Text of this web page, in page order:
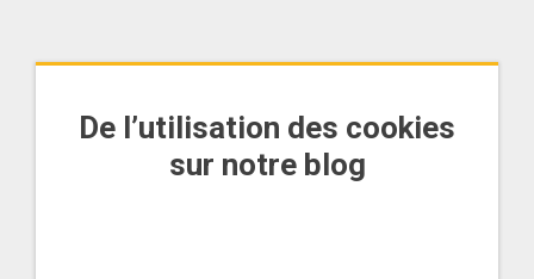
De l’utilisation des cookies
sur notre blog